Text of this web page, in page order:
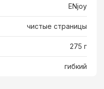
ENjoy
чистые страницы
275 г
гибкий